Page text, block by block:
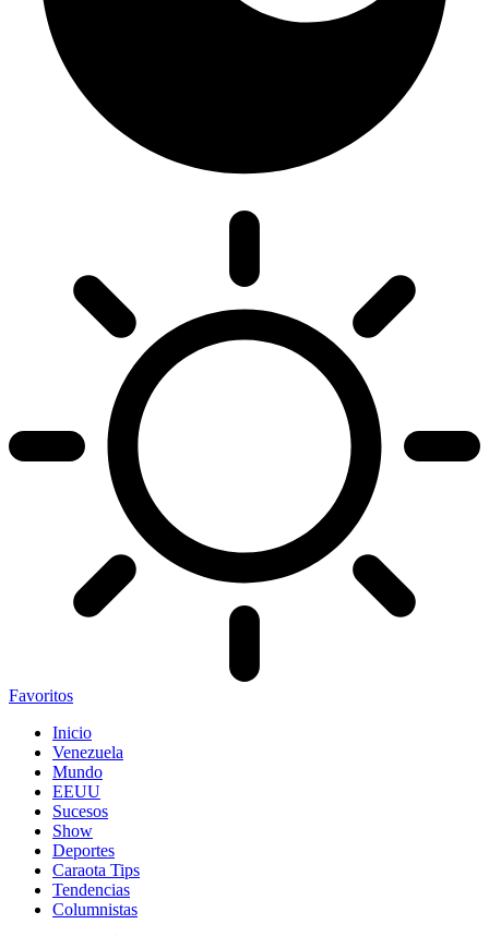
Favoritos
Inicio
Venezuela
Mundo
EEUU
Sucesos
Show
Deportes
Caraota Tips
Tendencias
Columnistas